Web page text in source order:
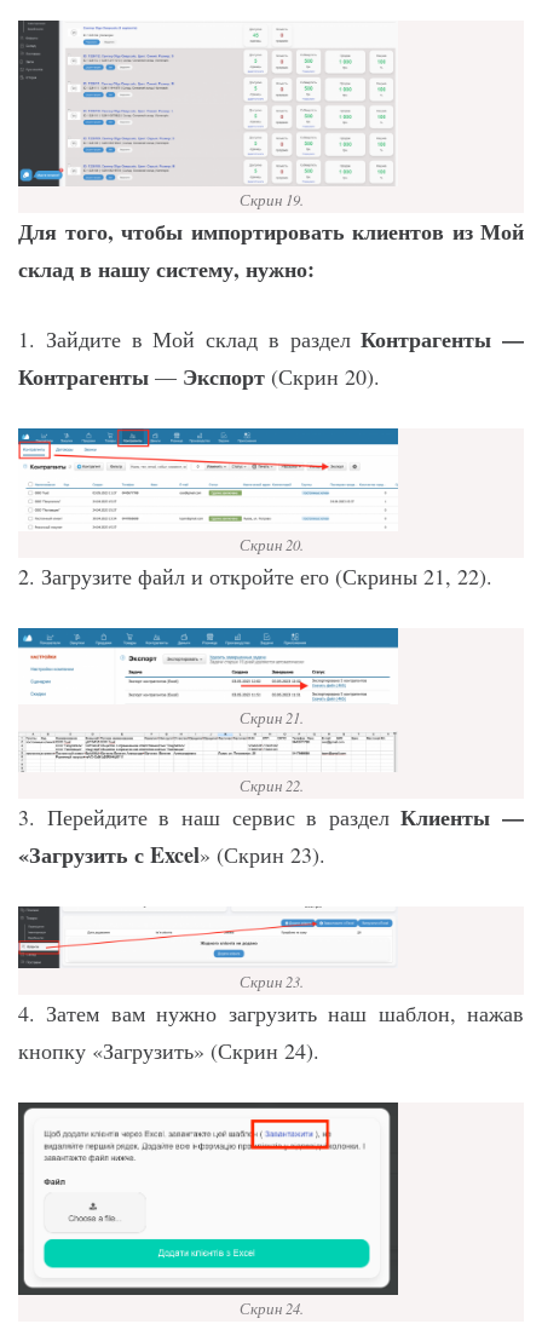
Скрин 19.
Для того, чтобы импортировать клиентов из Мой
склад в нашу систему, нужно:
1. Зайдите в Мой склад в разделКонтрагенты —
Контрагенты — Экспорт (Скрин 20).
Скрин 20.
2. Загрузите файл и откройте его (Скрины 21, 22).
Скрин 21.
Скрин 22.
3. Перейдите в наш сервис в разделКлиенты —
«Загрузить с Excel» (Скрин 23).
Скрин 23.
4. Затем вам нужно загрузить наш шаблон, нажав
кнопку «Загрузить» (Скрин 24).
Скрин 24.